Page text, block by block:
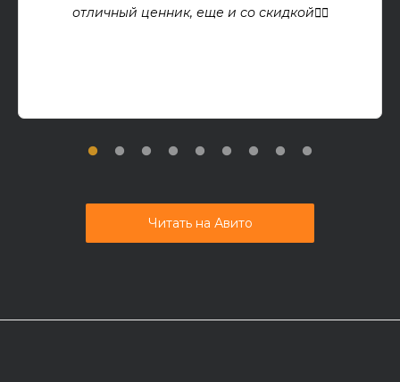
отличный ценник, еще и со скидкой👍🏻
Читать на Авито